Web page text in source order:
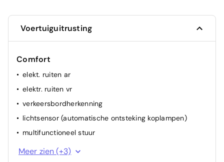
Voertuiguitrusting
Comfort
elekt. ruiten ar
elektr. ruiten vr
verkeersbordherkenning
lichtsensor (automatische ontsteking koplampen)
multifunctioneel stuur
regensensor
Meer zien (+3)